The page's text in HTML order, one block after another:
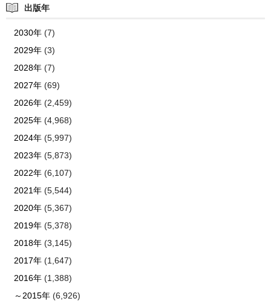
出版年
2030年(7)
2029年(3)
2028年(7)
2027年(69)
2026年(2,459)
2025年(4,968)
2024年(5,997)
2023年(5,873)
2022年(6,107)
2021年(5,544)
2020年(5,367)
2019年(5,378)
2018年(3,145)
2017年(1,647)
2016年(1,388)
～2015年(6,926)